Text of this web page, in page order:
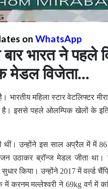
on WhatsApp
भारत ने पहले
मेडल विजेता...
महिला स्टार वेटलिफ्टर
है। इससे पहले ओलम्पिक खेलों के
थीं। उन्होंने इस साल अप्रैल में में
उठाकर ब्रॉन्ज मेडल जीता
किया। उन्होंने 2017 में वर्ल्ड
में करनम मल्लेश्वरी ने 69kg वर्ग